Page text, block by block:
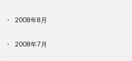
2008年8月
2008年7月